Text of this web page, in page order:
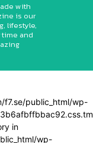
with
is our
lifestyle,
time and
f7.se/public_html/wp-
in
wp-